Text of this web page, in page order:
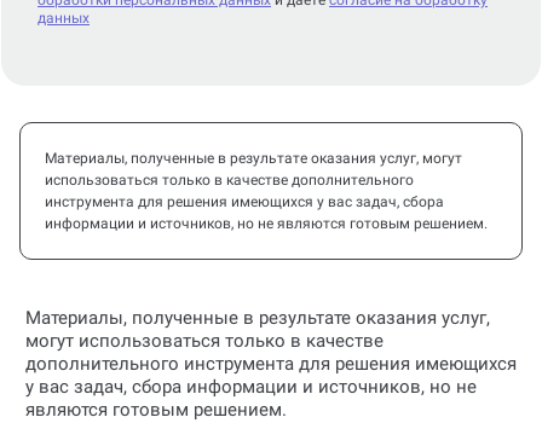
данных
Материалы, полученные в результате оказания услуг, могут
использоваться только в качестве дополнительного
инструмента для решения имеющихся у вас задач, сбора
информации и источников, но не являются готовым решением.
Материалы, полученные в результате оказания услуг,
могут использоваться только в качестве
дополнительного инструмента для решения имеющихся
у вас задач, сбора информации и источников, но не
являются готовым решением.